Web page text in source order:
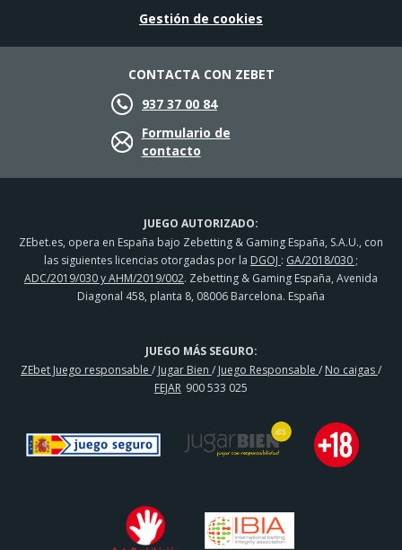
JUEGO AUTORIZADO:
ZEbet.es, opera en España bajo Zebetting & Gaming España, S.A.U., con
las siguientes licencias otorgadas por la DGOJ : GA/2018/030 ;
ADC/2019/030 y AHM/2019/002. Zebetting & Gaming España, Avenida
Diagonal 458, planta 8, 08006 Barcelona. España
JUEGO MÁS SEGURO:
ZEbet Juego responsable / Jugar Bien / Juego Responsable / No caigas/
FEJAR 900 533 025
Gestión de cookies
CONTACTA CON ZEBET
937 37 00 84
Formulario de
contacto